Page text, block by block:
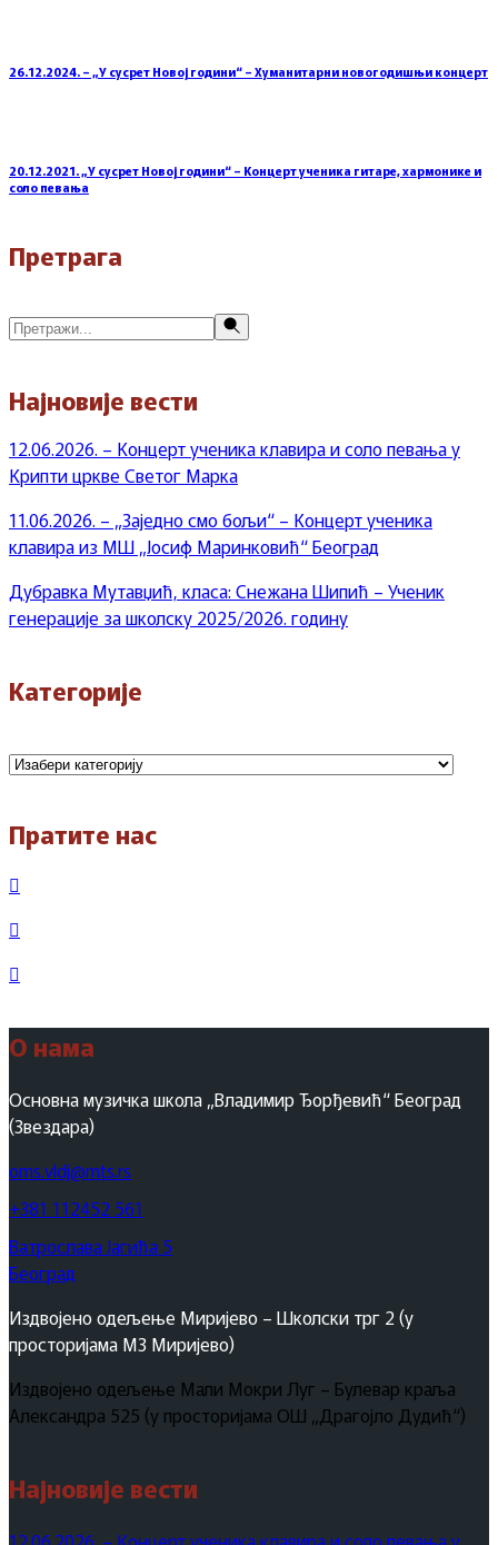
26.12.2024. – „У сусрет Новој години“ – Хуманитарни новогодишњи концерт
20.12.2021. „У сусрет Новој години“ – Концерт ученика гитаре, хармонике и
соло певања
Претрага
Претражи
Најновије вести
12.06.2026. – Концерт ученика клавира и соло певања у
Крипти цркве Светог Марка
11.06.2026. – „Заједно смо бољи“ – Концерт ученика
клавира из МШ „Јосиф Маринковић“ Београд
Дубравка Мутавџић, класа: Снежана Шипић – Ученик
генерације за школску 2025/2026. годину
Категорије
Категорије
Пратите нас
О нама
Основна музичка школа „Владимир Ђорђевић“ Београд
(Звездара)
oms.vldj@mts.rs
+381 112452 561
Ватрослава Јагића 5
Београд
Издвојено одељење Миријево – Школски трг 2 (у
просторијама МЗ Миријево)
Издвојено одељење Мали Мокри Луг – Булевар краља
Александра 525 (у просторијама ОШ „Драгојло Дудић“)
Најновије вести